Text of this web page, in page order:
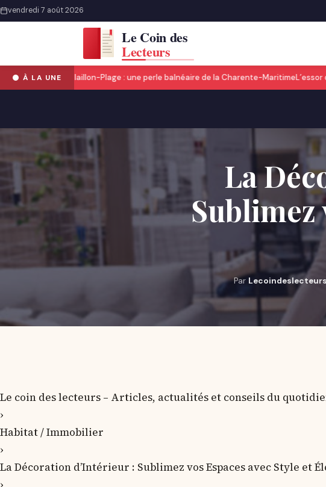
vendredi 7 août 2026
À LA UNE
Châtelaillon-Plage : une perle balnéaire de la Charente-MaritimeL’essor
La
Sublimez
Par Lecoindeslecteurs
Le coin des lecteurs – Articles, actualités et conseils du
›
Habitat / Immobilier
›
La Décoration d’Intérieur : Sublimez vos Espaces avec Style et